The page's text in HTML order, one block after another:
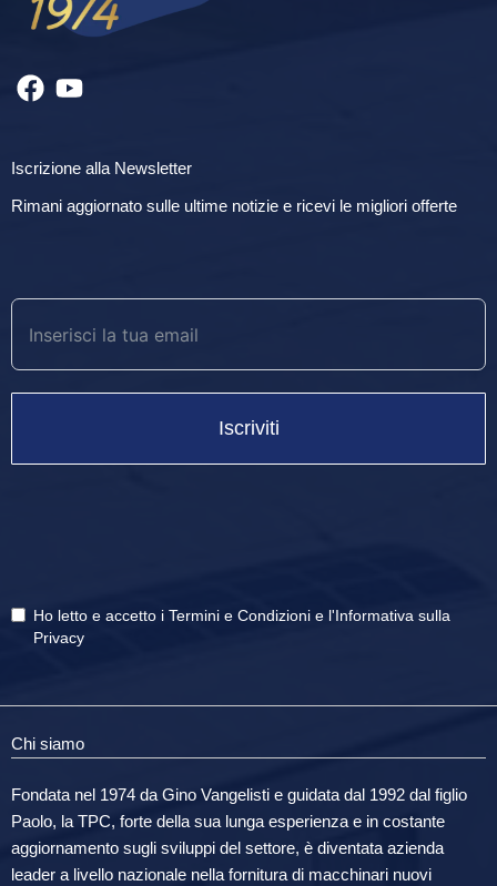
Iscrizione alla Newsletter
Rimani aggiornato sulle ultime notizie e ricevi le migliori offerte
Iscriviti
Ho letto e accetto i Termini e Condizioni e l'Informativa sulla
Privacy
Chi siamo
Fondata nel 1974 da Gino Vangelisti e guidata dal 1992 dal figlio
Paolo, la TPC, forte della sua lunga esperienza e in costante
aggiornamento sugli sviluppi del settore, è diventata azienda
leader a livello nazionale nella fornitura di macchinari nuovi